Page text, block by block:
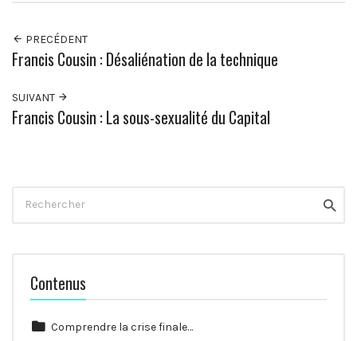
PRECÉDENT
Francis Cousin : Désaliénation de la technique
SUIVANT
Francis Cousin : La sous-sexualité du Capital
Contenus
Comprendre la crise finale…